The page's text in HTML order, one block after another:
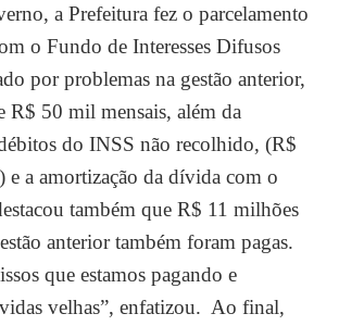
a Prefeitura fez o parcelamento
o Fundo de Interesses Difusos
por problemas na gestão anterior,
R$ 50 mil mensais, além da
do INSS não recolhido, (R$
e a amortização da dívida com o
também que R$ 11 milhões
anterior também foram pagas.
que estamos pagando e
velhas”, enfatizou. Ao final,